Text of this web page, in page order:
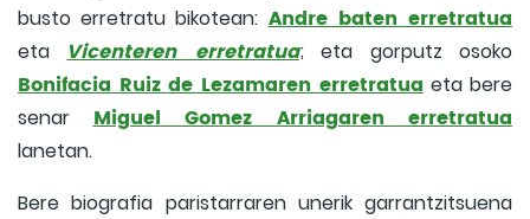
busto erretratu bikotean: Andre baten erretratua
eta Vicenteren erretratua; eta gorputz osoko
Bonifacia Ruiz de Lezamaren erretratua eta bere
senar Miguel Gomez Arriagaren erretratua
lanetan.
Bere biografia paristarraren unerik garrantzitsuena